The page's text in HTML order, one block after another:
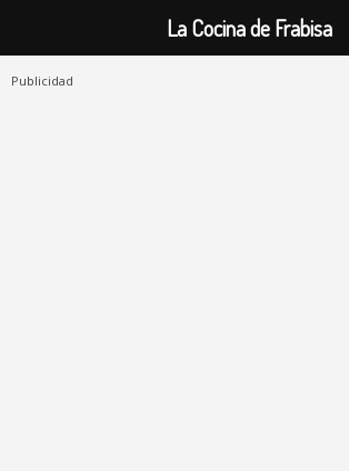
Publicidad
La Cocina de Frabisa